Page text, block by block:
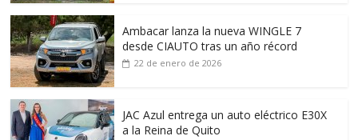
Ambacar lanza la nueva WINGLE 7
desde CIAUTO tras un año récord
22 de enero de 2026
JAC Azul entrega un auto eléctrico E30X
a la Reina de Quito